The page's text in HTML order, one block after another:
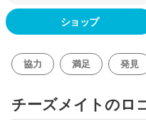
ショップ
協力 満足 発見
チーズメイトのロ